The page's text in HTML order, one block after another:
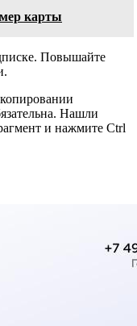
карты
Повышайте
Нашли
и нажмите Ctrl